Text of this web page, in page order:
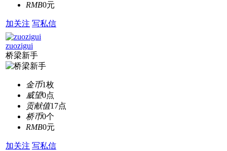
RMB0元
加关注 写私信
zuozigui
桥梁新手
金币1枚
威望0点
贡献值17点
桥币0个
RMB0元
加关注 写私信